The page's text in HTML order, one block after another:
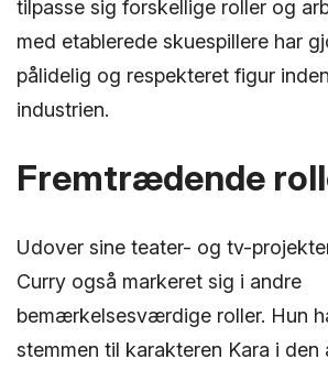
tilpasse sig forskellige roller og
med etablerede skuespillere har
pålidelig og respekteret figur
industrien.
Fremtrædende
Udover sine teater- og tv-
Curry også markeret sig i andre
bemærkelsesværdige roller. Hun
stemmen til karakteren Kara i den